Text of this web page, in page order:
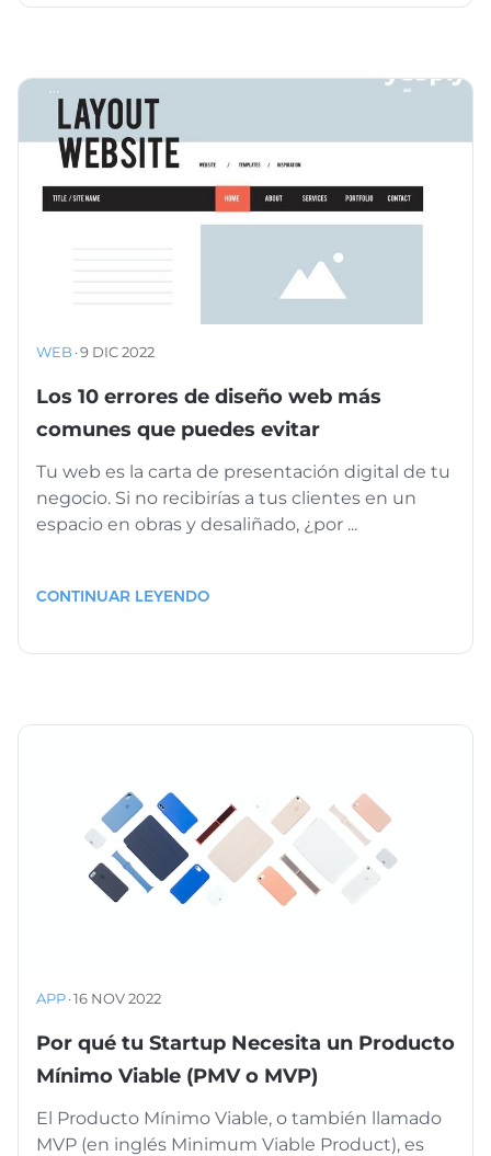
WEB ·9 DIC 2022
Los 10 errores de diseño web más
comunes que puedes evitar
Tu web es la carta de presentación digital de tu
negocio. Si no recibirías a tus clientes en un
espacio en obras y desaliñado, ¿por ...
CONTINUAR LEYENDO
APP·16 NOV 2022
Por qué tu Startup Necesita un Producto
Mínimo Viable (PMV o MVP)
El Producto Mínimo Viable, o también llamado
MVP (en inglés Minimum Viable Product), es